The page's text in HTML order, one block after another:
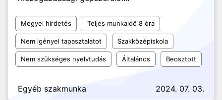
Megyei hirdetés Teljes munkaidő 8 óra
Nem igényel tapasztalatot Szakközépiskola
Nem szükséges nyelvtudás Általános Beosztott
Egyéb szakmunka 2024. 07. 03.